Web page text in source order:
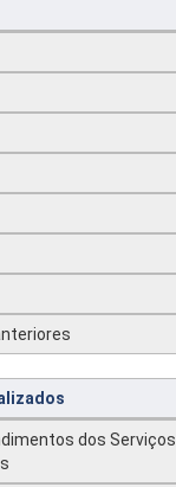
dos Serviços